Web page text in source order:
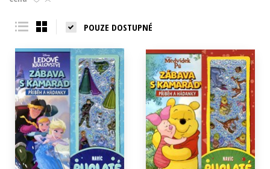
Young adult (SK)
POUZE DOSTUPNÉ